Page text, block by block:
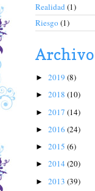
Realidad (1)
Riesgo (1)
Archivo
► 2019 (8)
► 2018 (10)
► 2017 (14)
► 2016 (24)
► 2015 (6)
► 2014 (20)
► 2013 (39)